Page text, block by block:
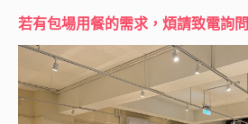
若有包場用餐的需求，煩請致電詢問